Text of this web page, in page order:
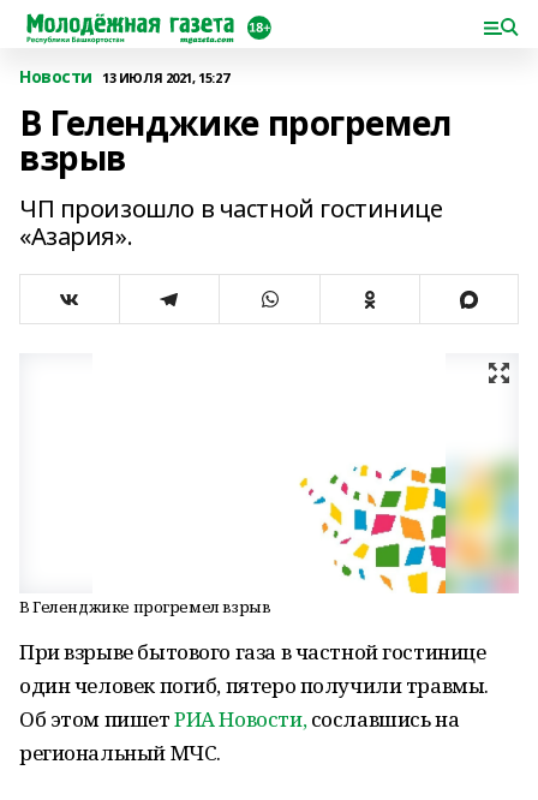
Новости 13 ИЮЛЯ 2021, 15:27
В Геленджике прогремел
взрыв
ЧП произошло в частной гостинице
«Азария».
В Геленджике прогремел взрыв
При взрыве бытового газа в частной гостинице
один человек погиб, пятеро получили травмы.
Об этом пишетРИА Новости,сославшись на
региональный МЧС.